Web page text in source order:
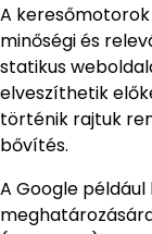
A
minőségi és
statikus
elveszíthetik
történik rajtuk
bővítés.
A Google